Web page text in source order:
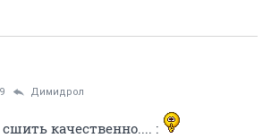
Димидрол
качественно.... :